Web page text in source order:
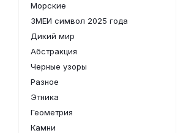
Морские
ЗМЕИ символ 2025 года
Дикий мир
Абстракция
Черные узоры
Разное
Этника
Геометрия
Камни